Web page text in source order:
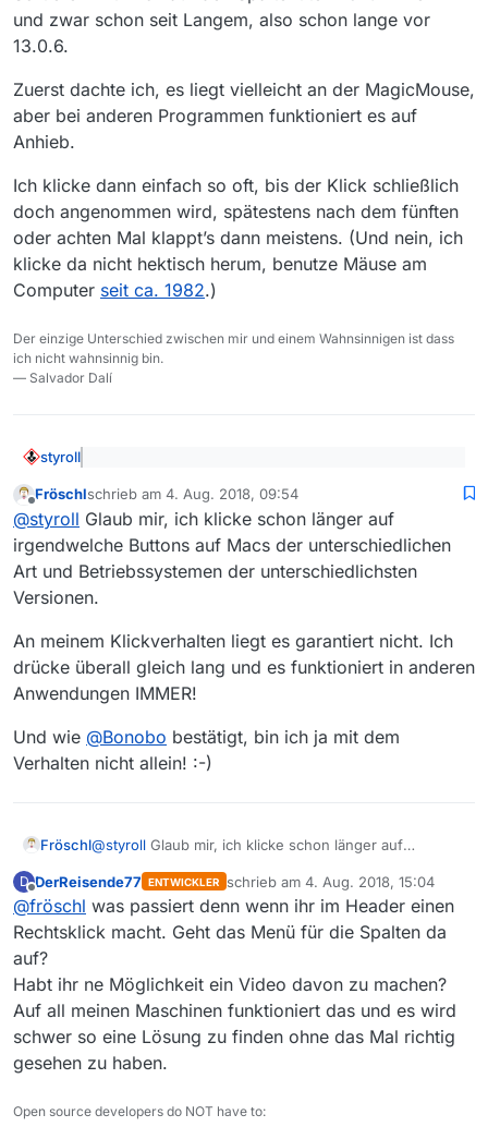
und zwar schon seit Langem, also schon lange vor
13.0.6.
Zuerst dachte ich, es liegt vielleicht an der MagicMouse,
aber bei anderen Programmen funktioniert es auf
Anhieb.
Ich klicke dann einfach so oft, bis der Klick schließlich
doch angenommen wird, spätestens nach dem fünften
oder achten Mal klappt’s dann meistens. (Und nein, ich
klicke da nicht hektisch herum, benutze Mäuse am
Computer seit ca. 1982.)
Der einzige Unterschied zwischen mir und einem Wahnsinnigen ist dass
ich nicht wahnsinnig bin.
— Salvador Dalí
styroll
klappt es nicht mehr!
Für mich sieht das danach aus, dass du schlicht zu
lange klickst (bei den Icons in der Toolbar spielt das
keine Rolle, bei den Icons in der Liste jedoch sehr
wohl). Dafür spricht auch, dass es manchmal geht,
manchmal nicht:
@fröschlsagte: schon seit längerer Zeit fällt mir
Damit das klar ist: Das Sortieren und Herunterladen via
macOS.
Offline
Fröschlschrieb am 4. Aug. 2018, 09:54
zuletzt editiert von
@styroll Glaub mir, ich klicke schon länger auf
irgendwelche Buttons auf Macs der unterschiedlichen
Art und Betriebssystemen der unterschiedlichsten
Versionen.
An meinem Klickverhalten liegt es garantiert nicht. Ich
drücke überall gleich lang und es funktioniert in anderen
Anwendungen IMMER!
Und wie @Bonobo bestätigt, bin ich ja mit dem
Verhalten nicht allein! :-)
Fröschl@styroll Glaub mir, ich klicke schon länger auf
Art und Betriebssystemen der unterschiedlichsten
Versionen.
An meinem Klickverhalten liegt es garantiert nicht. Ich
drücke überall gleich lang und es funktioniert in
anderen Anwendungen IMMER!
Und wie@ Bonobobestätigt, bin ich ja mit dem
D
Offline
DerReisende77 ENTWICKLER schrieb am 4. Aug. 2018, 15:04
zuletzt editiert von
@fröschl was passiert denn wenn ihr im Header einen
Rechtsklick macht. Geht das Menü für die Spalten da
auf?
Habt ihr ne Möglichkeit ein Video davon zu machen?
Auf all meinen Maschinen funktioniert das und es wird
schwer so eine Lösung zu finden ohne das Mal richtig
gesehen zu haben.
Open source developers do NOT have to: